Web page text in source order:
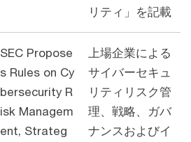
リティ」を記載
SEC Propose
s Rules on Cy
bersecurity R
isk Managem
ent, Strateg
上場企業による
サイバーセキュ
リティリスク管
理、戦略、ガバ
ナンスおよびイ